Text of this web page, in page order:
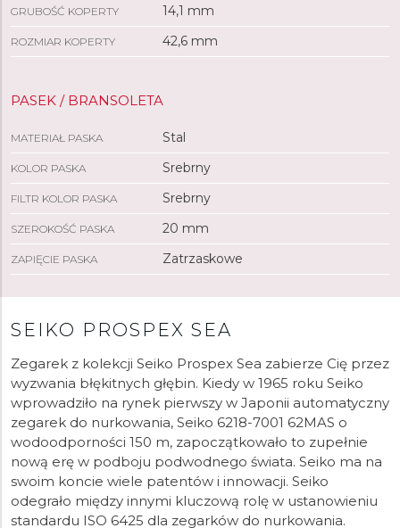
GRUBOŚĆ KOPERTY 14,1 mm
ROZMIAR KOPERTY 42,6 mm
PASEK / BRANSOLETA
MATERIAŁ PASKA Stal
KOLOR PASKA Srebrny
FILTR KOLOR PASKA Srebrny
SZEROKOŚĆ PASKA 20 mm
ZAPIĘCIE PASKA Zatrzaskowe
SEIKO PROSPEX SEA
Zegarek z kolekcji Seiko Prospex Sea zabierze Cię przez
wyzwania błękitnych głębin. Kiedy w 1965 roku Seiko
wprowadziło na rynek pierwszy w Japonii automatyczny
zegarek do nurkowania, Seiko 6218-7001 62MAS o
wodoodporności 150 m, zapoczątkowało to zupełnie
nową erę w podboju podwodnego świata. Seiko ma na
swoim koncie wiele patentów i innowacji. Seiko
odegrało między innymi kluczową rolę w ustanowieniu
standardu ISO 6425 dla zegarków do nurkowania.